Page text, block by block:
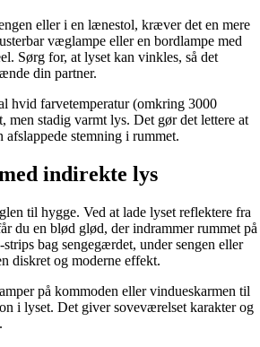
eller i en lænestol, kræver det en mere
væglampe eller en bordlampe med
Sørg for, at lyset kan vinkles, så det
din partner.
hvid farvetemperatur (omkring 3000
men stadig varmt lys. Det gør det lettere at
stemning i rummet.
indirekte lys
til hygge. Ved at lade lyset reflektere fra
du en blød glød, der indrammer rummet på
bag sengegærdet, under sengen eller
diskret og moderne effekt.
på kommoden eller vindueskarmen til
i lyset. Det giver soveværelset karakter og